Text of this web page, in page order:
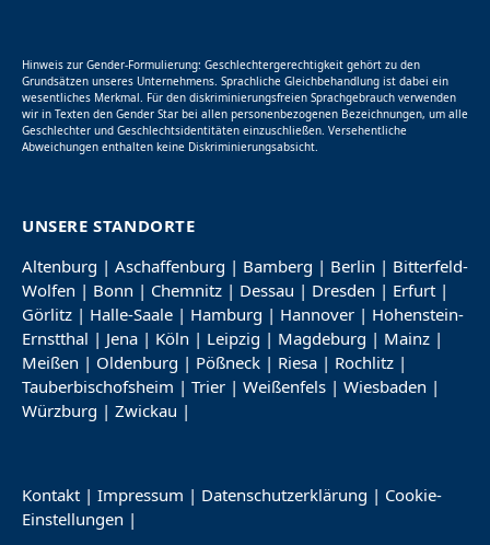
Hinweis zur Gender-Formulierung: Geschlechtergerechtigkeit gehört zu den
Grundsätzen unseres Unternehmens. Sprachliche Gleichbehandlung ist dabei ein
wesentliches Merkmal. Für den diskriminierungsfreien Sprachgebrauch verwenden
wir in Texten den Gender Star bei allen personenbezogenen Bezeichnungen, um alle
Geschlechter und Geschlechtsidentitäten einzuschließen. Versehentliche
Abweichungen enthalten keine Diskriminierungsabsicht.
UNSERE STANDORTE
Altenburg | Aschaffenburg | Bamberg | Berlin | Bitterfeld-
Wolfen | Bonn | Chemnitz | Dessau | Dresden | Erfurt |
Görlitz | Halle-Saale | Hamburg | Hannover | Hohenstein-
Ernstthal | Jena | Köln | Leipzig | Magdeburg | Mainz |
Meißen | Oldenburg | Pößneck | Riesa | Rochlitz |
Tauberbischofsheim | Trier | Weißenfels | Wiesbaden |
Würzburg | Zwickau |
Kontakt | Impressum | Datenschutzerklärung | Cookie-
Einstellungen |